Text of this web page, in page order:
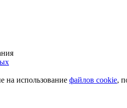
на использование файлов cookie,